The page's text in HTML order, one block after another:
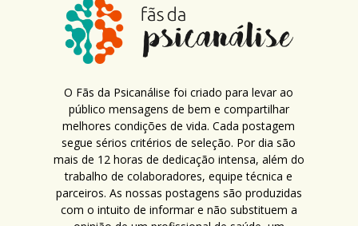
O Fãs da Psicanálise foi criado para levar ao
público mensagens de bem e compartilhar
melhores condições de vida. Cada postagem
segue sérios critérios de seleção. Por dia são
mais de 12 horas de dedicação intensa, além do
trabalho de colaboradores, equipe técnica e
parceiros. As nossas postagens são produzidas
com o intuito de informar e não substituem a